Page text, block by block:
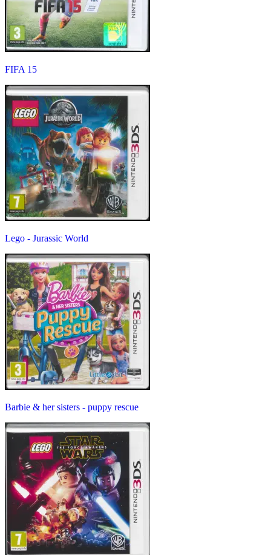
FIFA 15
Lego - Jurassic World
Barbie & her sisters - puppy rescue